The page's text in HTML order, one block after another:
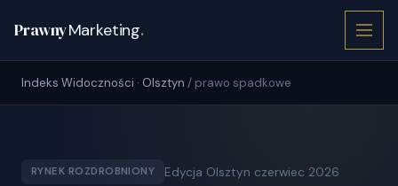
PrawnyMarketing.
Indeks Widoczności · Olsztyn / prawo spadkowe
RYNEK ROZDROBNIONY Edycja Olsztyn czerwiec 2026